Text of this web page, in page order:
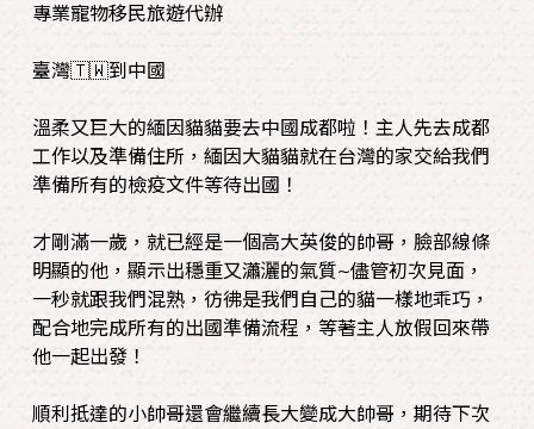
專業寵物移民旅遊代辦
臺灣🇹🇼到中國
溫柔又巨大的緬因貓貓要去中國成都啦！主人先去成都
工作以及準備住所，緬因大貓貓就在台灣的家交給我們
準備所有的檢疫文件等待出國！
才剛滿一歲，就已經是一個高大英俊的帥哥，臉部線條
明顯的他，顯示出穩重又瀟灑的氣質~儘管初次見面，
一秒就跟我們混熟，彷彿是我們自己的貓一樣地乖巧，
配合地完成所有的出國準備流程，等著主人放假回來帶
他一起出發！
順利抵達的小帥哥還會繼續長大變成大帥哥，期待下次